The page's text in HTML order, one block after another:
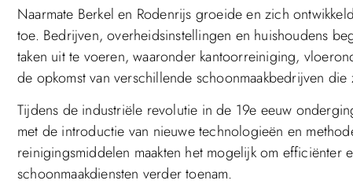
Naarmate Berkel en Rodenrijs groeide en zich
toe. Bedrijven, overheidsinstellingen en huishoudens
taken uit te voeren, waaronder kantoorreiniging,
de opkomst van verschillende schoonmaakbedrijven
Tijdens de industriële revolutie in de 19e eeuw
met de introductie van nieuwe technologieën en
reinigingsmiddelen maakten het mogelijk om
schoonmaakdiensten verder toenam.